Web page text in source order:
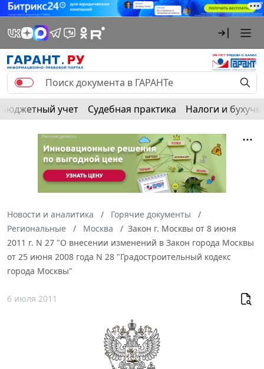
Бюджетный учет Судебная практика Налоги и
Новости и аналитика
Горячие документы
Региональные
Москва
Закон г. Москвы от 8 июня
2011 г. N 27 "О внесении изменений в Закон города Москвы
от 25 июня 2008 года N 28 "Градостроительный кодекс
города Москвы"
6 июля 2011